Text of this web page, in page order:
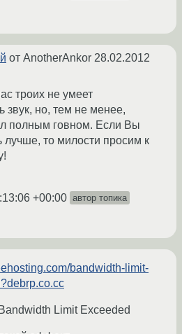
от AnotherAnkor 28.02.2012
троих не умеет
звук, но, тем не менее,
полным говном. Если Вы
лучше, то милости просим к
+00:00 автор топика
bandwidth-limit-
Limit Exceeded